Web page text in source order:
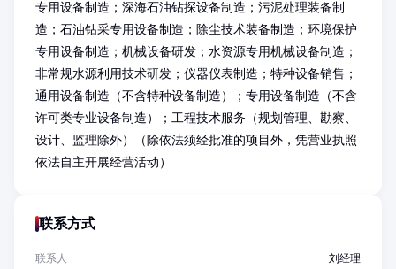
专用设备制造；深海石油钻探设备制造；污泥处理装备制
造；石油钻采专用设备制造；除尘技术装备制造；环境保护
专用设备制造；机械设备研发；水资源专用机械设备制造；
非常规水源利用技术研发；仪器仪表制造；特种设备销售；
通用设备制造（不含特种设备制造）；专用设备制造（不含
许可类专业设备制造）；工程技术服务（规划管理、勘察、
设计、监理除外）（除依法须经批准的项目外，凭营业执照
依法自主开展经营活动）
联系方式
联系人 刘经理